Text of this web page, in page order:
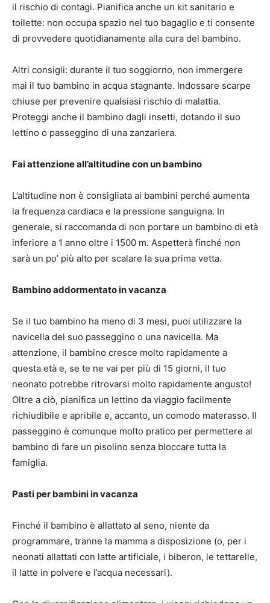
il rischio di contagi. Pianifica anche un kit sanitario e
toilette: non occupa spazio nel tuo bagaglio e ti consente
di provvedere quotidianamente alla cura del bambino.
Altri consigli: durante il tuo soggiorno, non immergere
mai il tuo bambino in acqua stagnante. Indossare scarpe
chiuse per prevenire qualsiasi rischio di malattia.
Proteggi anche il bambino dagli insetti, dotando il suo
lettino o passeggino di una zanzariera.
Fai attenzione all’altitudine con un bambino
L’altitudine non è consigliata ai bambini perché aumenta
la frequenza cardiaca e la pressione sanguigna. In
generale, si raccomanda di non portare un bambino di età
inferiore a 1 anno oltre i 1500 m. Aspetterà finché non
sarà un po’ più alto per scalare la sua prima vetta.
Bambino addormentato in vacanza
Se il tuo bambino ha meno di 3 mesi, puoi utilizzare la
navicella del suo passeggino o una navicella. Ma
attenzione, il bambino cresce molto rapidamente a
questa età e, se te ne vai per più di 15 giorni, il tuo
neonato potrebbe ritrovarsi molto rapidamente angusto!
Oltre a ciò, pianifica un lettino da viaggio facilmente
richiudibile e apribile e, accanto, un comodo materasso. Il
passeggino è comunque molto pratico per permettere al
bambino di fare un pisolino senza bloccare tutta la
famiglia.
Pasti per bambini in vacanza
Finché il bambino è allattato al seno, niente da
programmare, tranne la mamma a disposizione (o, per i
neonati allattati con latte artificiale, i biberon, le tettarelle,
il latte in polvere e l’acqua necessari).